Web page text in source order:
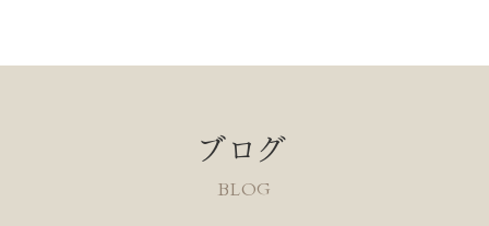
ブログ
BLOG